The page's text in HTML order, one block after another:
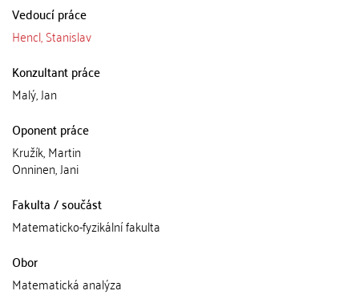
Vedoucí práce
Hencl, Stanislav
Konzultant práce
Malý, Jan
Oponent práce
Kružík, Martin
Onninen, Jani
Fakulta / součást
Matematicko-fyzikální fakulta
Obor
Matematická analýza